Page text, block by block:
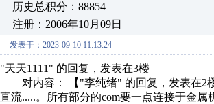
历史总积分：88854
注册：2006年10月09日
发表于：2023-09-10 11:13:24
"天天1111" 的回复，发表在3楼
对内容： 【"李纯绪" 的回复，发表在2
直流.....。所有部分的com要一点连接于金